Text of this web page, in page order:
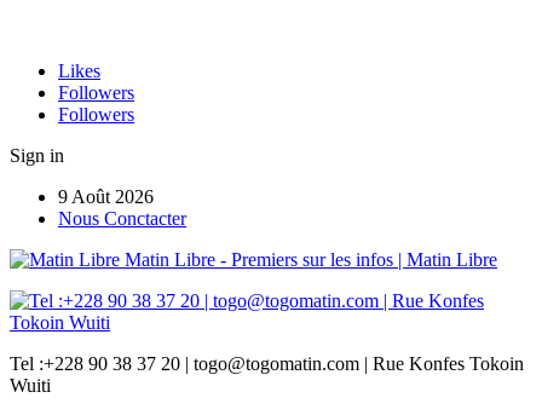
Likes
Followers
Followers
Sign in
9 Août 2026
Nous Conctacter
Matin Libre - Premiers sur les infos | Matin Libre
Tel :+228 90 38 37 20 | togo@togomatin.com | Rue Konfes Tokoin
Wuiti